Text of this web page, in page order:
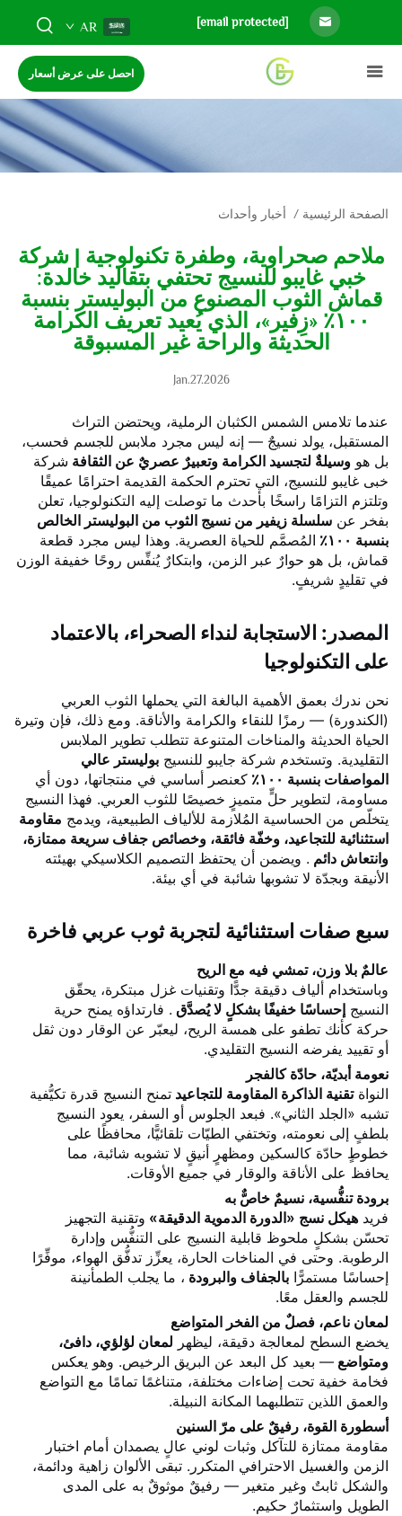
[email protected]
AR
احصل على عرض أسعار
الصفحة الرئيسية / أخبار وأحداث
ملاحم صحراوية، وطفرة تكنولوجية | شركة
خبي غايبو للنسيج تحتفي بتقاليد خالدة:
قماش الثوب المصنوع من البوليستر بنسبة
١٠٠٪ «زِفير»، الذي يُعيد تعريف الكرامة
الحديثة والراحة غير المسبوقة
Jan.27.2026
عندما تلامس الشمس الكثبان الرملية، ويحتضن التراث
المستقبل، يولد نسيجٌ — إنه ليس مجرد ملابس للجسم فحسب،
بل هو وسيلةٌ لتجسيد الكرامة وتعبيرٌ عصريٌ عن الثقافة شركة
خبى غايبو للنسيج، التي تحترم الحكمة القديمة احترامًا عميقًا
وتلتزم التزامًا راسخًا بأحدث ما توصلت إليه التكنولوجيا، تعلن
بفخر عن سلسلة زيفير من نسيج الثوب من البوليستر الخالص
بنسبة ١٠٠٪
المُصمَّم للحياة العصرية. وهذا ليس مجرد قطعة
قماش، بل هو حوارٌ عبر الزمن، وابتكارٌ يُنفِّس روحًا خفيفة الوزن
في تقليدٍ شريفٍ.
المصدر: الاستجابة لنداء الصحراء، بالاعتماد
على التكنولوجيا
نحن ندرك بعمق الأهمية البالغة التي يحملها الثوب العربي
(الكندورة) — رمزًا للنقاء والكرامة والأناقة. ومع ذلك، فإن وتيرة
الحياة الحديثة والمناخات المتنوعة تتطلب تطوير الملابس
التقليدية. وتستخدم شركة جايبو للنسيج بوليستر عالي
المواصفات بنسبة ١٠٠٪
كعنصر أساسي في منتجاتها، دون أي
مساومة، لتطوير حلٍّ متميزٍ خصيصًا للثوب العربي. فهذا النسيج
يتخلّص من الحساسية المُلازمة للألياف الطبيعية، ويدمج مقاومة
استثنائية للتجاعيد، وخفّة فائقة، وخصائص جفاف سريعة ممتازة،
وانتعاش دائم . ويضمن أن يحتفظ التصميم الكلاسيكي بهيئته
الأنيقة وبجدّة لا تشوبها شائبة في أي بيئة.
سبع صفات استثنائية لتجربة ثوب عربي فاخرة
عالمٌ بلا وزن، تمشي فيه مع الريح
وباستخدام ألياف دقيقة جدًّا وتقنيات غزل مبتكرة، يحقّق
النسيج إحساسًا خفيفًا بشكلٍ لا يُصدَّق . فارتداؤه يمنح حرية
حركة كأنك تطفو على همسة الريح، ليعبّر عن الوقار دون ثقل
أو تقييد يفرضه النسيج التقليدي.
نعومة أبديّة، حادّة كالفجر
النواةتقنية الذاكرة المقاومة للتجاعيد تمنح النسيج قدرة تكيُّفية
تشبه «الجلد الثاني». فبعد الجلوس أو السفر، يعود النسيج
بلطفٍ إلى نعومته، وتختفي الطيّات تلقائيًّا، محافظًا على
خطوطٍ حادّة كالسكين ومظهرٍ أنيقٍ لا تشوبه شائبة، مما
يحافظ على الأناقة والوقار في جميع الأوقات.
برودة تنفُّسية، نسيمٌ خاصٌّ به
فريد هيكل نسج «الدورة الدموية الدقيقة» وتقنية التجهيز
تحسّن بشكلٍ ملحوظ قابلية النسيج على التنفُّس وإدارة
الرطوبة. وحتى في المناخات الحارة، يعزِّز تدفُّق الهواء، موفِّرًا
إحساسًا مستمرًّا بالجفاف والبرودة ، ما يجلب الطمأنينة
للجسم والعقل معًا.
لمعان ناعم، فصلٌ من الفخر المتواضع
يخضع السطح لمعالجة دقيقة، ليظهر لمعان لؤلؤي، دافئ،
ومتواضع — بعيد كل البعد عن البريق الرخيص. وهو يعكس
فخامة خفية تحت إضاءات مختلفة، متناغمًا تمامًا مع التواضع
والعمق اللذين تتطلبهما المكانة النبيلة.
أسطورة القوة، رفيقٌ على مرّ السنين
مقاومة ممتازة للتآكل وثبات لوني عالٍ يصمدان أمام اختبار
الزمن والغسيل الاحترافي المتكرر. تبقى الألوان زاهية ودائمة،
والشكل ثابتٌ وغير متغير — رفيقٌ موثوقٌ به على المدى
الطويل واستثمارٌ حكيم.